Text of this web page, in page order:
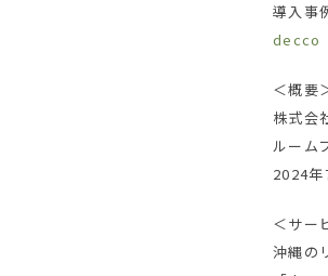
導⼊事
decco
＜概要
株式会
ルーム
2024
＜サー
沖縄の